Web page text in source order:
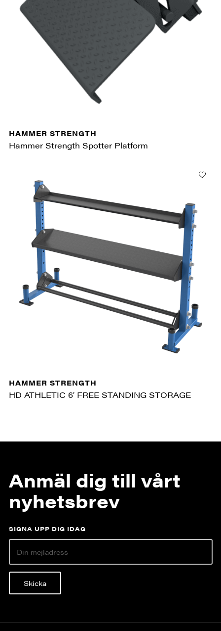
HAMMER STRENGTH
Hammer Strength Spotter Platform
HAMMER STRENGTH
HD ATHLETIC 6′ FREE STANDING STORAGE
Anmäl dig till vårt
nyhetsbrev
SIGNA UPP DIG IDAG
Skicka